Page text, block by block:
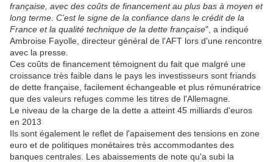
française, avec des coûts de financement au plus bas à moyen et
long terme. C'est le signe de la confiance dans le crédit de la
France et la qualité technique de la dette française", a indiqué
Ambroise Fayolle, directeur général de l'AFT lors d'une rencontre
avec la presse.
Ces coûts de financement témoignent du fait que malgré une
croissance très faible dans le pays les investisseurs sont friands
de dette française, facilement échangeable et plus rémunératrice
que des valeurs refuges comme les titres de l'Allemagne.
Le niveau de la charge de la dette a atteint 45 milliards d'euros
en 2013
Ils sont également le reflet de l'apaisement des tensions en zone
euro et de politiques monétaires très accommodantes des
banques centrales. Les abaissements de note qu'a subi la